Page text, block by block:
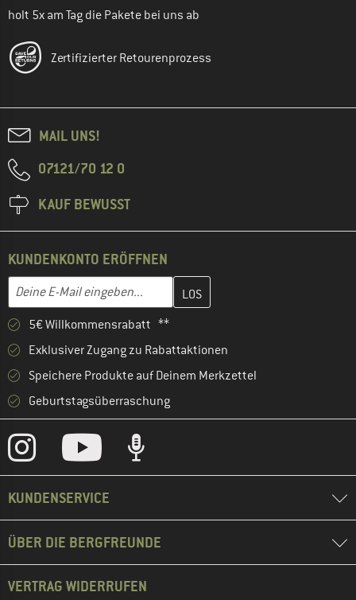
holt 5x am Tag die Pakete bei uns ab
Zertifizierter Retourenprozess
MAIL UNS!
07121/70 12 0
KAUF BEWUSST
KUNDENKONTO ERÖFFNEN
E-Mail-Adresse
Gib hier deine E-Mail-Adresse ein und erstelle im nächsten
5€ Willkommensrabatt **
Exklusiver Zugang zu Rabattaktionen
Speichere Produkte auf Deinem Merkzettel
Geburtstagsüberraschung
KUNDENSERVICE
ÜBER DIE BERGFREUNDE
VERTRAG WIDERRUFEN